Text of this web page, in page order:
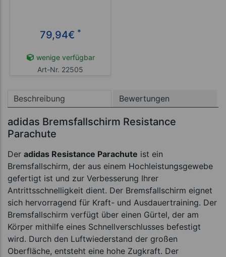
79,94€ *
wenige verfügbar
Art-Nr. 22505
Beschreibung Bewertungen
adidas Bremsfallschirm Resistance
Parachute
Der adidas Resistance Parachute ist ein
Bremsfallschirm, der aus einem Hochleistungsgewebe
gefertigt ist und zur Verbesserung Ihrer
Antrittsschnelligkeit dient. Der Bremsfallschirm eignet
sich hervorragend für Kraft- und Ausdauertraining. Der
Bremsfallschirm verfügt über einen Gürtel, der am
Körper mithilfe eines Schnellverschlusses befestigt
wird. Durch den Luftwiederstand der großen
Oberfläche, entsteht eine hohe Zugkraft. Der